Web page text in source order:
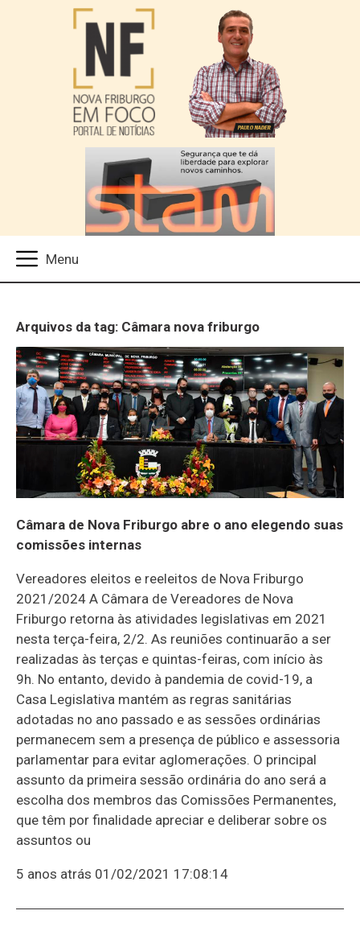
Arquivos da tag: Câmara nova friburgo
Câmara de Nova Friburgo abre o ano elegendo suas
comissões internas
Vereadores eleitos e reeleitos de Nova Friburgo
2021/2024 A Câmara de Vereadores de Nova
Friburgo retorna às atividades legislativas em 2021
nesta terça-feira, 2/2. As reuniões continuarão a ser
realizadas às terças e quintas-feiras, com início às
9h. No entanto, devido à pandemia de covid-19, a
Casa Legislativa mantém as regras sanitárias
adotadas no ano passado e as sessões ordinárias
permanecem sem a presença de público e assessoria
parlamentar para evitar aglomerações. O principal
assunto da primeira sessão ordinária do ano será a
escolha dos membros das Comissões Permanentes,
que têm por finalidade apreciar e deliberar sobre os
assuntos ou
5 anos atrás 01/02/2021 17:08:14